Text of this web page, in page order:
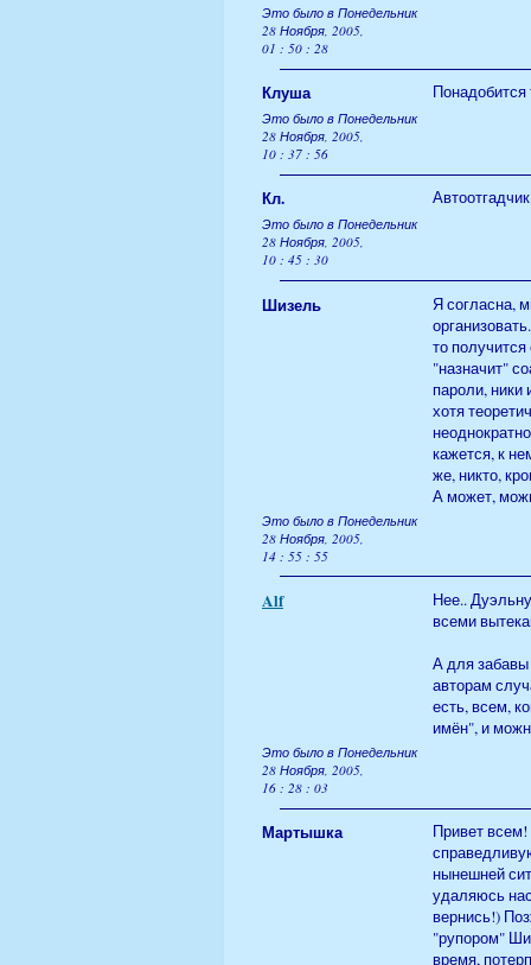
Это было в Понедельник
28 Ноября, 2005,
01 : 50 : 28
Клуша Понадобится
Это было в Понедельник
28 Ноября, 2005,
10 : 37 : 56
Кл.
Это было в Понедельник
28 Ноября, 2005,
10 : 45 : 30
Шизель
Я согласна,
то
"назначит"
пароли,
хотя
кажется, к
же, никто,
А может,
Это было в Понедельник
28 Ноября, 2005,
14 : 55 : 55
Alf
Нее..
всеми
А для забавы
авторам
есть, всем,
имён", и
Это было в Понедельник
28 Ноября, 2005,
16 : 28 : 03
Мартышка
Привет
нынешней
удаляюсь
вернись!)
"рупором"
время,